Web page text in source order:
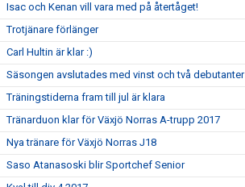
Isac och Kenan vill vara med på återtåget!
Trotjänare förlänger
Carl Hultin är klar :)
Säsongen avslutades med vinst och två debutanter
Träningstiderna fram till jul är klara
Tränarduon klar för Växjö Norras A-trupp 2017
Nya tränare för Växjö Norras J18
Saso Atanasoski blir Sportchef Senior